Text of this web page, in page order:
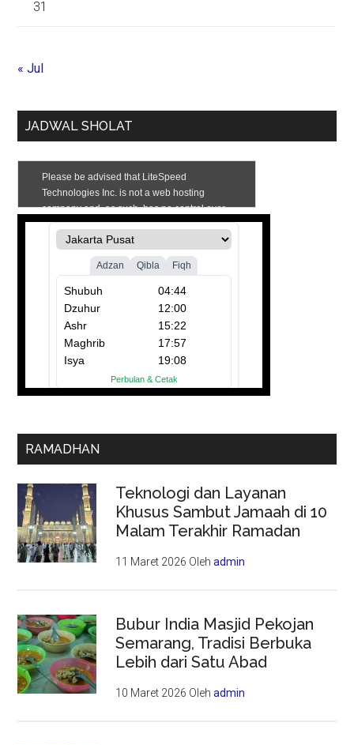
31
« Jul
JADWAL SHOLAT
RAMADHAN
Teknologi dan Layanan
Khusus Sambut Jamaah di 10
Malam Terakhir Ramadan
11 Maret 2026 Olehadmin
Bubur India Masjid Pekojan
Semarang, Tradisi Berbuka
Lebih dari Satu Abad
10 Maret 2026 Olehadmin